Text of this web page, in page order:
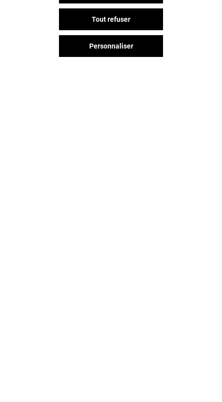
Tout refuser
Personnaliser